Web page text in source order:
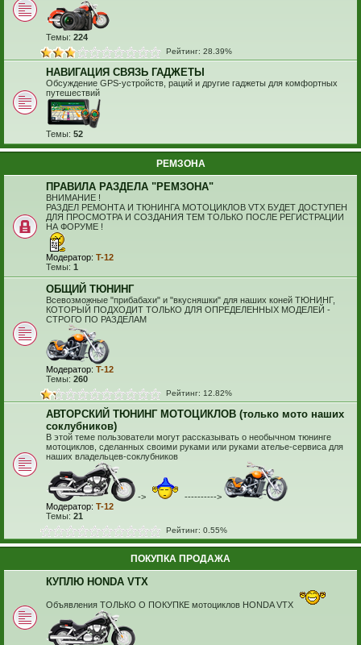
Темы: 224
Рейтинг: 28.39%
НАВИГАЦИЯ СВЯЗЬ ГАДЖЕТЫ
Обсуждение GPS-устройств, раций и другие гаджеты для комфортных
путешествий
Темы: 52
РЕМЗОНА
ПРАВИЛА РАЗДЕЛА "РЕМЗОНА"
ВНИМАНИЕ !
РАЗДЕЛ РЕМОНТА И ТЮНИНГА МОТОЦИКЛОВ VTX БУДЕТ ДОСТУПЕН
ДЛЯ ПРОСМОТРА И СОЗДАНИЯ ТЕМ ТОЛЬКО ПОСЛЕ РЕГИСТРАЦИИ
НА ФОРУМЕ !
Модератор: T-12
Темы: 1
ОБЩИЙ ТЮНИНГ
Всевозможные "прибабахи" и "вкусняшки" для наших коней ТЮНИНГ,
КОТОРЫЙ ПОДХОДИТ ТОЛЬКО ДЛЯ ОПРЕДЕЛЕННЫХ МОДЕЛЕЙ -
СТРОГО ПО РАЗДЕЛАМ
Модератор: T-12
Темы: 260
Рейтинг: 12.82%
АВТОРСКИЙ ТЮНИНГ МОТОЦИКЛОВ (только мото наших
соклубников)
В этой теме пользователи могут рассказывать о необычном тюнинге
мотоциклов, сделанных своими руками или руками ателье-сервиса для
наших владельцев-соклубников
->
---------->
Модератор: T-12
Темы: 21
Рейтинг: 0.55%
ПОКУПКА ПРОДАЖА
КУПЛЮ HONDA VTX
Объявления ТОЛЬКО О ПОКУПКЕ мотоциклов HONDA VTX